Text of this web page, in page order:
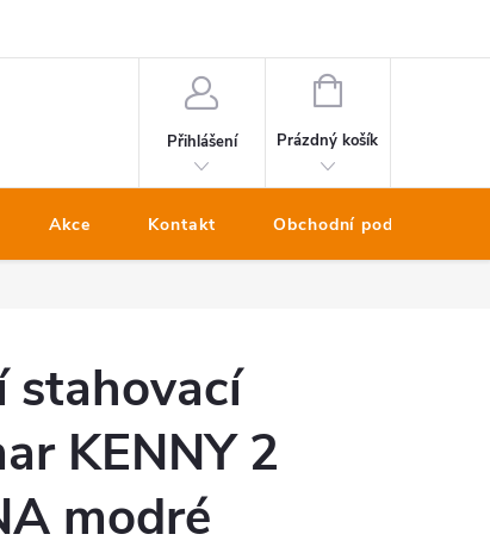
Přihlášení
NÁKUPNÍ
Prázdný košík
Akce Kontakt Obchodní podmínky
stahovací
KENNY 2
modré